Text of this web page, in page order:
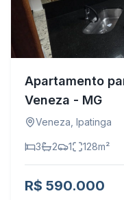
Apartamento
Veneza - MG
Veneza Ipatinga
3 2 1 128m²
R$ 590.000